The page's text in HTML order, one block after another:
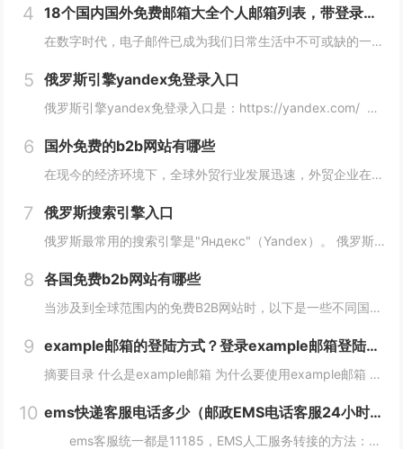
4 18个国内国外免费邮箱大全个人邮箱列表，带登录链接
在数字时代，电子邮件已成为我们日常生活中不可或缺的一部分。无论是在工作、学习还是生活中，我们都需要一个安全、稳定、快速的邮箱服务来满足我们的需求。今天，我们将为您带来18个国内外免费邮箱大全，并附上登录链接，让您轻松获取您心仪的邮箱服务。...
5 俄罗斯引擎yandex免登录入口
俄罗斯引擎yandex免登录入口是：https://yandex.com/ 无须登录直接使用，接下来小编就来给大家详细介绍。 俄罗斯引擎yandex免登录入口 Yandex是俄罗斯最大的互联网公司之一，其拥有自己的搜索引...
6 国外免费的b2b网站有哪些
在现今的经济环境下，全球外贸行业发展迅速，外贸企业在寻找客户方面也变得越来越重要，并且更加重视做好国外B2B网站的使用。因此，在选择一个合适的国外B2B网站时，您应该根据您的需求选择一个合适的网站，下面介绍一下国外免费的b2b网站有哪些？...
7 俄罗斯搜索引擎入口
俄罗斯最常用的搜索引擎是"Яндекс"（Yandex）。 俄罗斯搜索引擎yandex入口： 1、俄罗斯搜索引擎入口1：yandex.com，无须登录直接使用。 2、俄罗斯搜索引擎入口2：www.yandex.ru，需要登录使用。...
8 各国免费b2b网站有哪些
当涉及到全球范围内的免费B2B网站时，以下是一些不同国家的B2B网站，它们为企业提供了广阔的国际市场。这些网站在不同国家和地区具有不同的影响力，但都是免费使用的。 各国免费b2b网站： 1. 中国： - Alib...
9 example邮箱的登陆方式？登录example邮箱登陆服务器的步骤？
摘要目录 什么是example邮箱 为什么要使用example邮箱 example邮箱的登陆方式 如何保护example邮箱的安全性 结论 什么是example邮箱 example邮箱是由著名IT企...
10 ems快递客服电话多少（邮政EMS电话客服24小时服务热线）
ems客服统一都是11185，EMS人工服务转接的方法：1、使用固定电话或手机拨打11183，接通后，按1进入”上门揽收“，告诉客服人员您的取件地址、联系人和电话就可以上门取件。2、按2进入。 11183是邮政EMS的服务电话...